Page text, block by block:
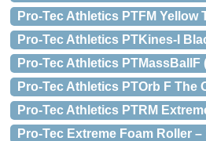
Pro-Tec Athletics PTFM Yellow
Pro-Tec Athletics PTKines-I
Pro-Tec Athletics PTMassBallF
Pro-Tec Athletics PTOrb F The
Pro-Tec Athletics PTRM
Pro-Tec Extreme Foam Roller –